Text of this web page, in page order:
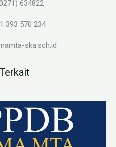
634822
393 570 234
ska.sch.id